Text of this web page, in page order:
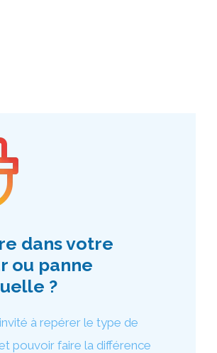
dans votre
ou panne
?
à repérer le type de
pouvoir faire la différence